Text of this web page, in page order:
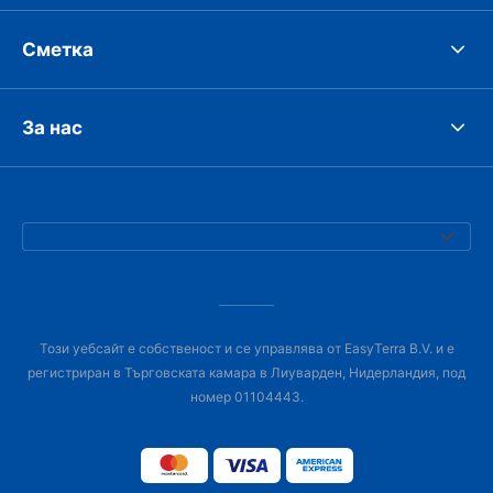
Сметка
За нас
Този уебсайт е собственост и се управлява от EasyTerra B.V. и е
регистриран в Търговската камара в Лиуварден, Нидерландия, под
номер 01104443.